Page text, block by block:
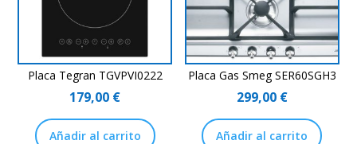
Placa Tegran TGVPVI0222
179,00 €
Añadir al carrito
Placa Gas Smeg SER60SGH3
299,00 €
Añadir al carrito